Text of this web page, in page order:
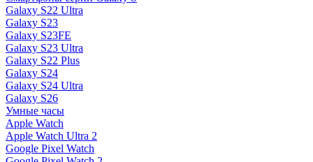
Galaxy S22 Ultra
Galaxy S23
Galaxy S23FE
Galaxy S23 Ultra
Galaxy S22 Plus
Galaxy S24
Galaxy S24 Ultra
Galaxy S26
Умные часы
Apple Watch
Apple Watch Ultra 2
Google Pixel Watch